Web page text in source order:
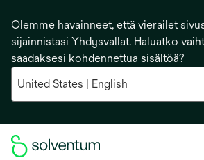
Olemme havainneet, että vierailet
sijainnistasi Yhdysvallat. Haluatko
saadaksesi kohdennettua sisältöä?